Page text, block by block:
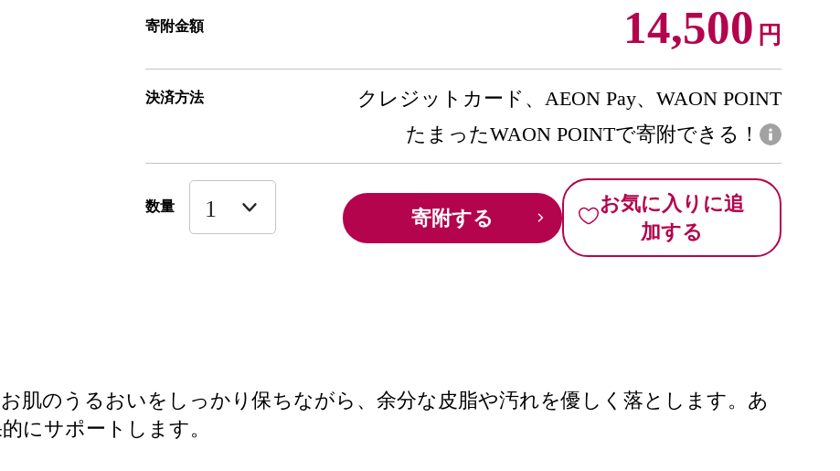
寄附金額 14,500 円
決済方法
クレジットカード、AEON Pay、WAON POINT
たまったWAON POINTで寄附できる！
数量 寄附する
お気に入りに追
加する
肌のうるおいをしっかり保ちながら、余分な皮脂や汚れを優しく落とします。あ
にサポートします。